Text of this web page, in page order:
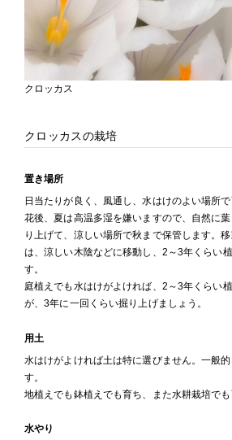
クロッカス
クロッカスの栽培
置き場所
日当たりが良く、風通し、水はけのよい場所で
花後、夏は高温多湿を嫌いますので、自然に
り上げて、涼しい場所で秋まで保管します。
は、涼しい木陰などに移動し、2～3年くらい
す。
庭植えでも水はけがよければ、2～3年くらい
が、3年に一回くらい掘り上げましょう。
用土
水はけがよければ土は特に選びません。一般
す。
地植えでも鉢植えでも育ち、また水耕栽培でも
水やり